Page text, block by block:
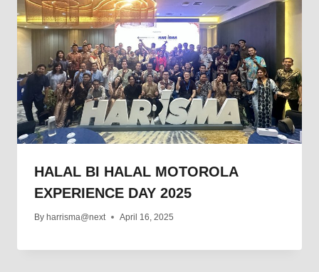
HALAL BI HALAL MOTOROLA
EXPERIENCE DAY 2025
By harrisma@next April 16, 2025